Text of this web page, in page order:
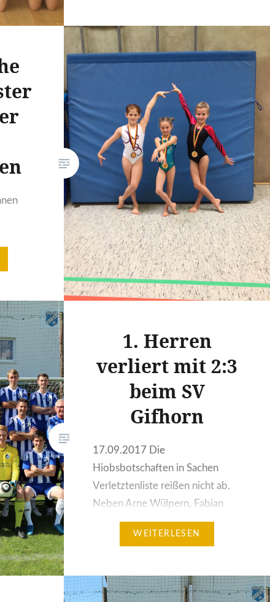
Es traten insgesamt 60
Mannschaften an diesem
Wochenende an. Vom TSV
Mannschaften, pünktlich mit
neuem Mannschaftsanzug. Die
Vordorferinnen wurden vor Ort
von ihren Trainerinnen Michaela
Hendel und Kim Ellmrich betreut
und…
in
da
auf
an
1. Herren
verliert mit 2:3
beim SV
Gifhorn
17.09.2017 Die
Hiobsbotschaften in Sachen
Verletztenliste reißen nicht ab.
Neben Arne Wülpern, Fabian
Liebich und Daniel Kruse
gesellte sich mit Benny Köhler
trotzdem stellte Scheilo sein
Team gut ein. Die ersten 15
WEITERLESEN